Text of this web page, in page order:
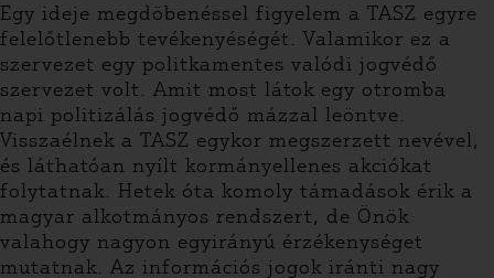
Egy ideje megdöbenéssel figyelem a TASZ egyre
felelőtlenebb tevékenyéségét. Valamikor ez a
szervezet egy politkamentes valódi jogvédő
szervezet volt. Amit most látok egy otromba
napi politizálás jogvédő mázzal leöntve.
Visszaélnek a TASZ egykor megszerzett nevével,
és láthatóan nyílt kormányellenes akciókat
folytatnak. Hetek óta komoly támadások érik a
magyar alkotmányos rendszert, de Önök
valahogy nagyon egyirányú érzékenységet
mutatnak. Az információs jogok iránti nagy